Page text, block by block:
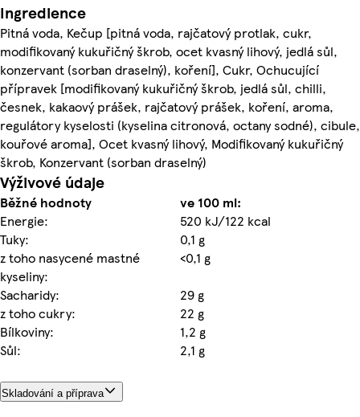
Ingredience
Pitná voda, Kečup [pitná voda, rajčatový protlak, cukr,
modifikovaný kukuřičný škrob, ocet kvasný lihový, jedlá sůl,
konzervant (sorban draselný), koření], Cukr, Ochucující
přípravek [modifikovaný kukuřičný škrob, jedlá sůl, chilli,
česnek, kakaový prášek, rajčatový prášek, koření, aroma,
regulátory kyselosti (kyselina citronová, octany sodné), cibule,
kouřové aroma], Ocet kvasný lihový, Modifikovaný kukuřičný
škrob, Konzervant (sorban draselný)
Výživové údaje
Běžné hodnoty
ve 100 ml:
Energie:
520 kJ/122 kcal
Tuky:
0,1 g
z toho nasycené mastné
kyseliny:
<0,1 g
Sacharidy:
29 g
z toho cukry:
22 g
Bílkoviny:
1,2 g
Sůl:
2,1 g
Skladování a příprava